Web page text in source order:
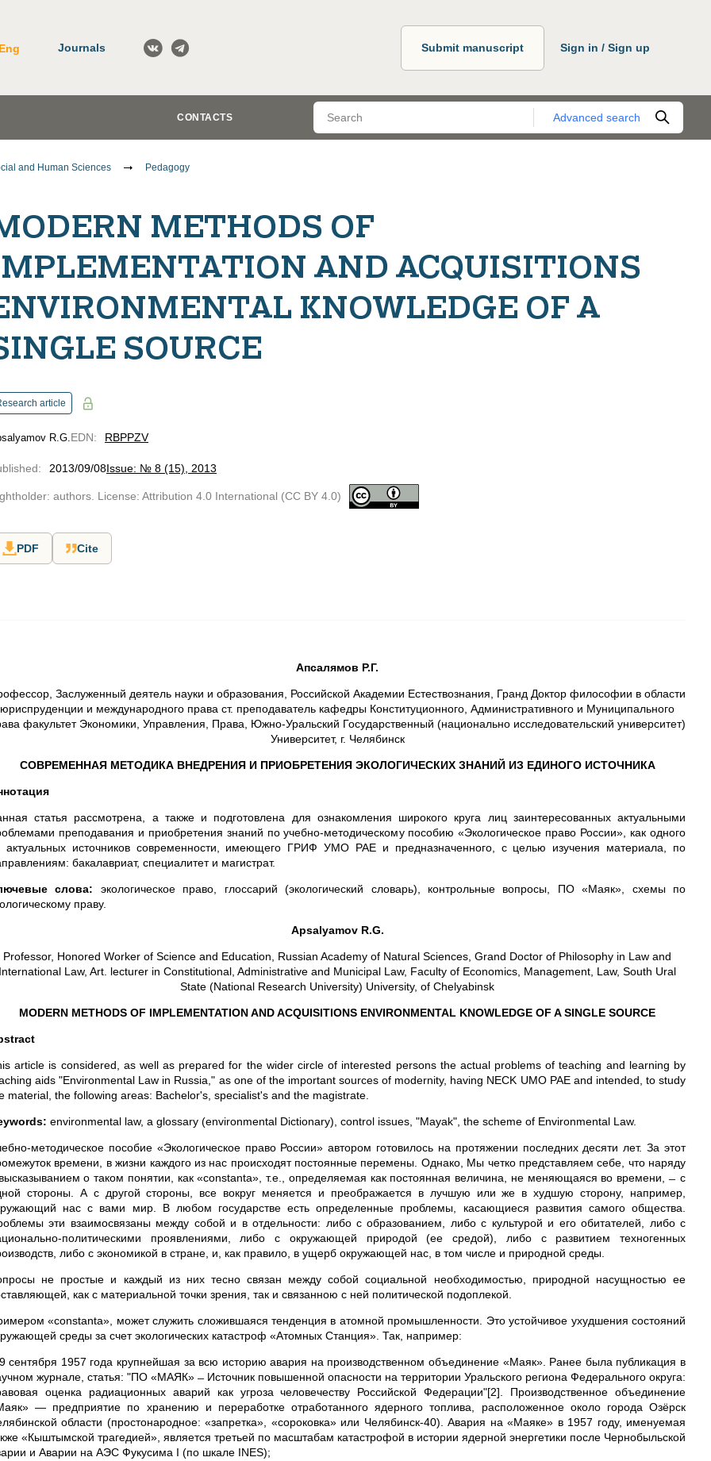
Eng Journals Submit manuscript Sign in / Sign up
CONTACTS Advanced search
and Human Sciences Pedagogy
METHODS OF
AND ACQUISITIONS
KNOWLEDGE OF A
SOURCE
article
R.G. EDN: RBPPZV
: 2013/09/08Issue: № 8 (15), 2013
authors. License: Attribution 4.0 International (CC BY 4.0)
PDF Cite
Апсалямов Р.Г.
Заслуженный деятель науки и образования, Российской Академии Естествознания, Гранд Доктор философии в области
юриспруденции и международного права ст. преподаватель кафедры Конституционного, Административного и Муниципального
факультет Экономики, Управления, Права, Южно-Уральский Государственный (национально исследовательский университет)
Университет, г. Челябинск
СОВРЕМЕННАЯ МЕТОДИКА ВНЕДРЕНИЯ И ПРИОБРЕТЕНИЯ ЭКОЛОГИЧЕСКИХ ЗНАНИЙ ИЗ ЕДИНОГО ИСТОЧНИКА
статья рассмотрена, а также и подготовлена для ознакомления широкого круга лиц заинтересованных актуальными
преподавания и приобретения знаний по учебно-методическому пособию «Экологическое право России», как одного
актуальных источников современности, имеющего ГРИФ УМО РАЕ и предназначенного, с целью изучения материала, по
бакалавриат, специалитет и магистрат.
слова: экологическое право, глоссарий (экологический словарь), контрольные вопросы, ПО «Маяк», схемы по
праву.
Apsalyamov R.G.
Professor, Honored Worker of Science and Education, Russian Academy of Natural Sciences, Grand Doctor of Philosophy in Law and
International Law, Art. lecturer in Constitutional, Administrative and Municipal Law, Faculty of Economics, Management, Law, South Ural
State (National Research University) University, of Chelyabinsk
MODERN METHODS OF IMPLEMENTATION AND ACQUISITIONS ENVIRONMENTAL KNOWLEDGE OF A SINGLE SOURCE
article is considered, as well as prepared for the wider circle of interested persons the actual problems of teaching and learning by
aids "Environmental Law in Russia," as one of the important sources of modernity, having NECK UMO PAE and intended, to study
material, the following areas: Bachelor's, specialist's and the magistrate.
environmental law, a glossary (environmental Dictionary), control issues, "Mayak", the scheme of Environmental Law.
методическое пособие «Экологическое право России» автором готовилось на протяжении последних десяти лет. За этот
времени, в жизни каждого из нас происходят постоянные перемены. Однако, Мы четко представляем себе, что наряду
о таком понятии, как «constanta», т.е., определяемая как постоянная величина, не меняющаяся во времени, ̶ с
стороны. А с другой стороны, все вокруг меняется и преображается в лучшую или же в худшую сторону, например,
нас с вами мир. В любом государстве есть определенные проблемы, касающиеся развития самого общества.
эти взаимосвязаны между собой и в отдельности: либо с образованием, либо с культурой и его обитателей, либо с
политическими проявлениями, либо с окружающей природой (ее средой), либо с развитием техногенных
либо с экономикой в стране, и, как правило, в ущерб окружающей нас, в том числе и природной среды.
не простые и каждый из них тесно связан между собой социальной необходимостью, природной насущностью ее
как с материальной точки зрения, так и связанною с ней политической подоплекой.
«constanta», может служить сложившаяся тенденция в атомной промышленности. Это устойчивое ухудшения состояний
среды за счет экологических катастроф «Атомных Станция». Так, например:
сентября 1957 года крупнейшая за всю историю авария на производственном объединение «Маяк». Ранее была публикация в
журнале, статья: "ПО «МАЯК» ̶ Источник повышенной опасности на территории Уральского региона Федерального округа:
оценка радиационных аварий как угроза человечеству Российской Федерации"[2]. Производственное объединение
— предприятие по хранению и переработке отработанного ядерного топлива, расположенное около города Озёрск
области (простонародное: «запретка», «сороковка» или Челябинск-40). Авария на «Маяке» в 1957 году, именуемая
«Кыштымской трагедией», является третьей по масштабам катастрофой в истории ядерной энергетики после Чернобыльской
и Аварии на АЭС Фукусима I (по шкале INES);